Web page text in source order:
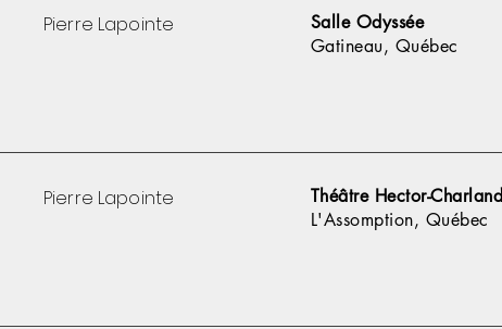
Pierre Lapointe
Salle Odyssée
Gatineau, Québec
Pierre Lapointe
Théâtre Hector-Charland
L'Assomption, Québec